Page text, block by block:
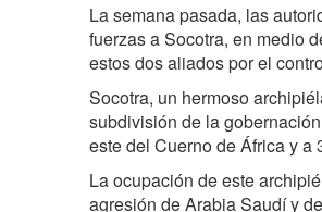
La semana pasada, las
fuerzas a Socotra, en medio
estos dos aliados por el
Socotra, un hermoso
subdivisión de la
este del Cuerno de África y
La ocupación de este
agresión de Arabia Saudí y